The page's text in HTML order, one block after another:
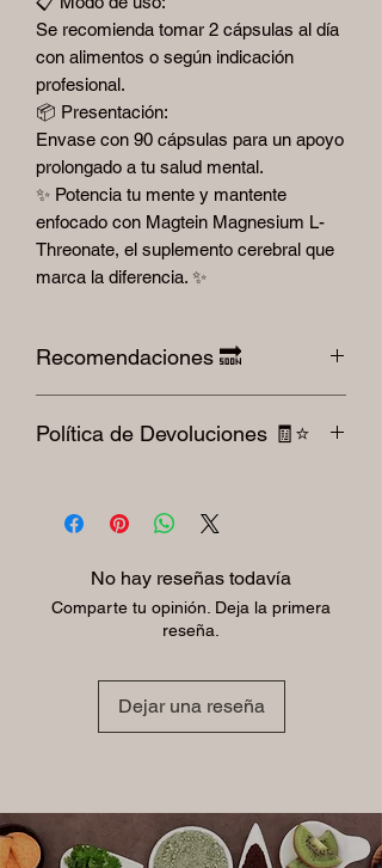
Se recomienda tomar 2 cápsulas al día
con alimentos o según indicación
profesional.
📦 Presentación:
Envase con 90 cápsulas para un apoyo
prolongado a tu salud mental.
✨ Potencia tu mente y mantente
enfocado con Magtein Magnesium L-
Threonate, el suplemento cerebral que
marca la diferencia. ✨
Recomendaciones 🔜
saturados en grasas 🧈, cuidar los
minutos de ejercicio diario 🏋🏾💪🏼, dormir
preferentemente de 7 a 8 horas diarias
Política de Devoluciones 🧾⭐️
respetar la factura y el producto sellado.
ni se aceptan cambios después de 30
0229-97 de fecha decretada 🧾⭐️
No hay reseñas todavía
Comparte tu opinión. Deja la primera
reseña.
Dejar una reseña